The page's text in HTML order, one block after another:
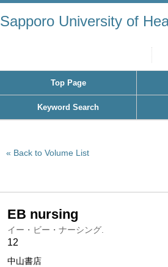
Sapporo University of
Top Page
Keyword Search
Back to Volume List
EB nursing
イー・ビー・ナーシング.
12
中山書店